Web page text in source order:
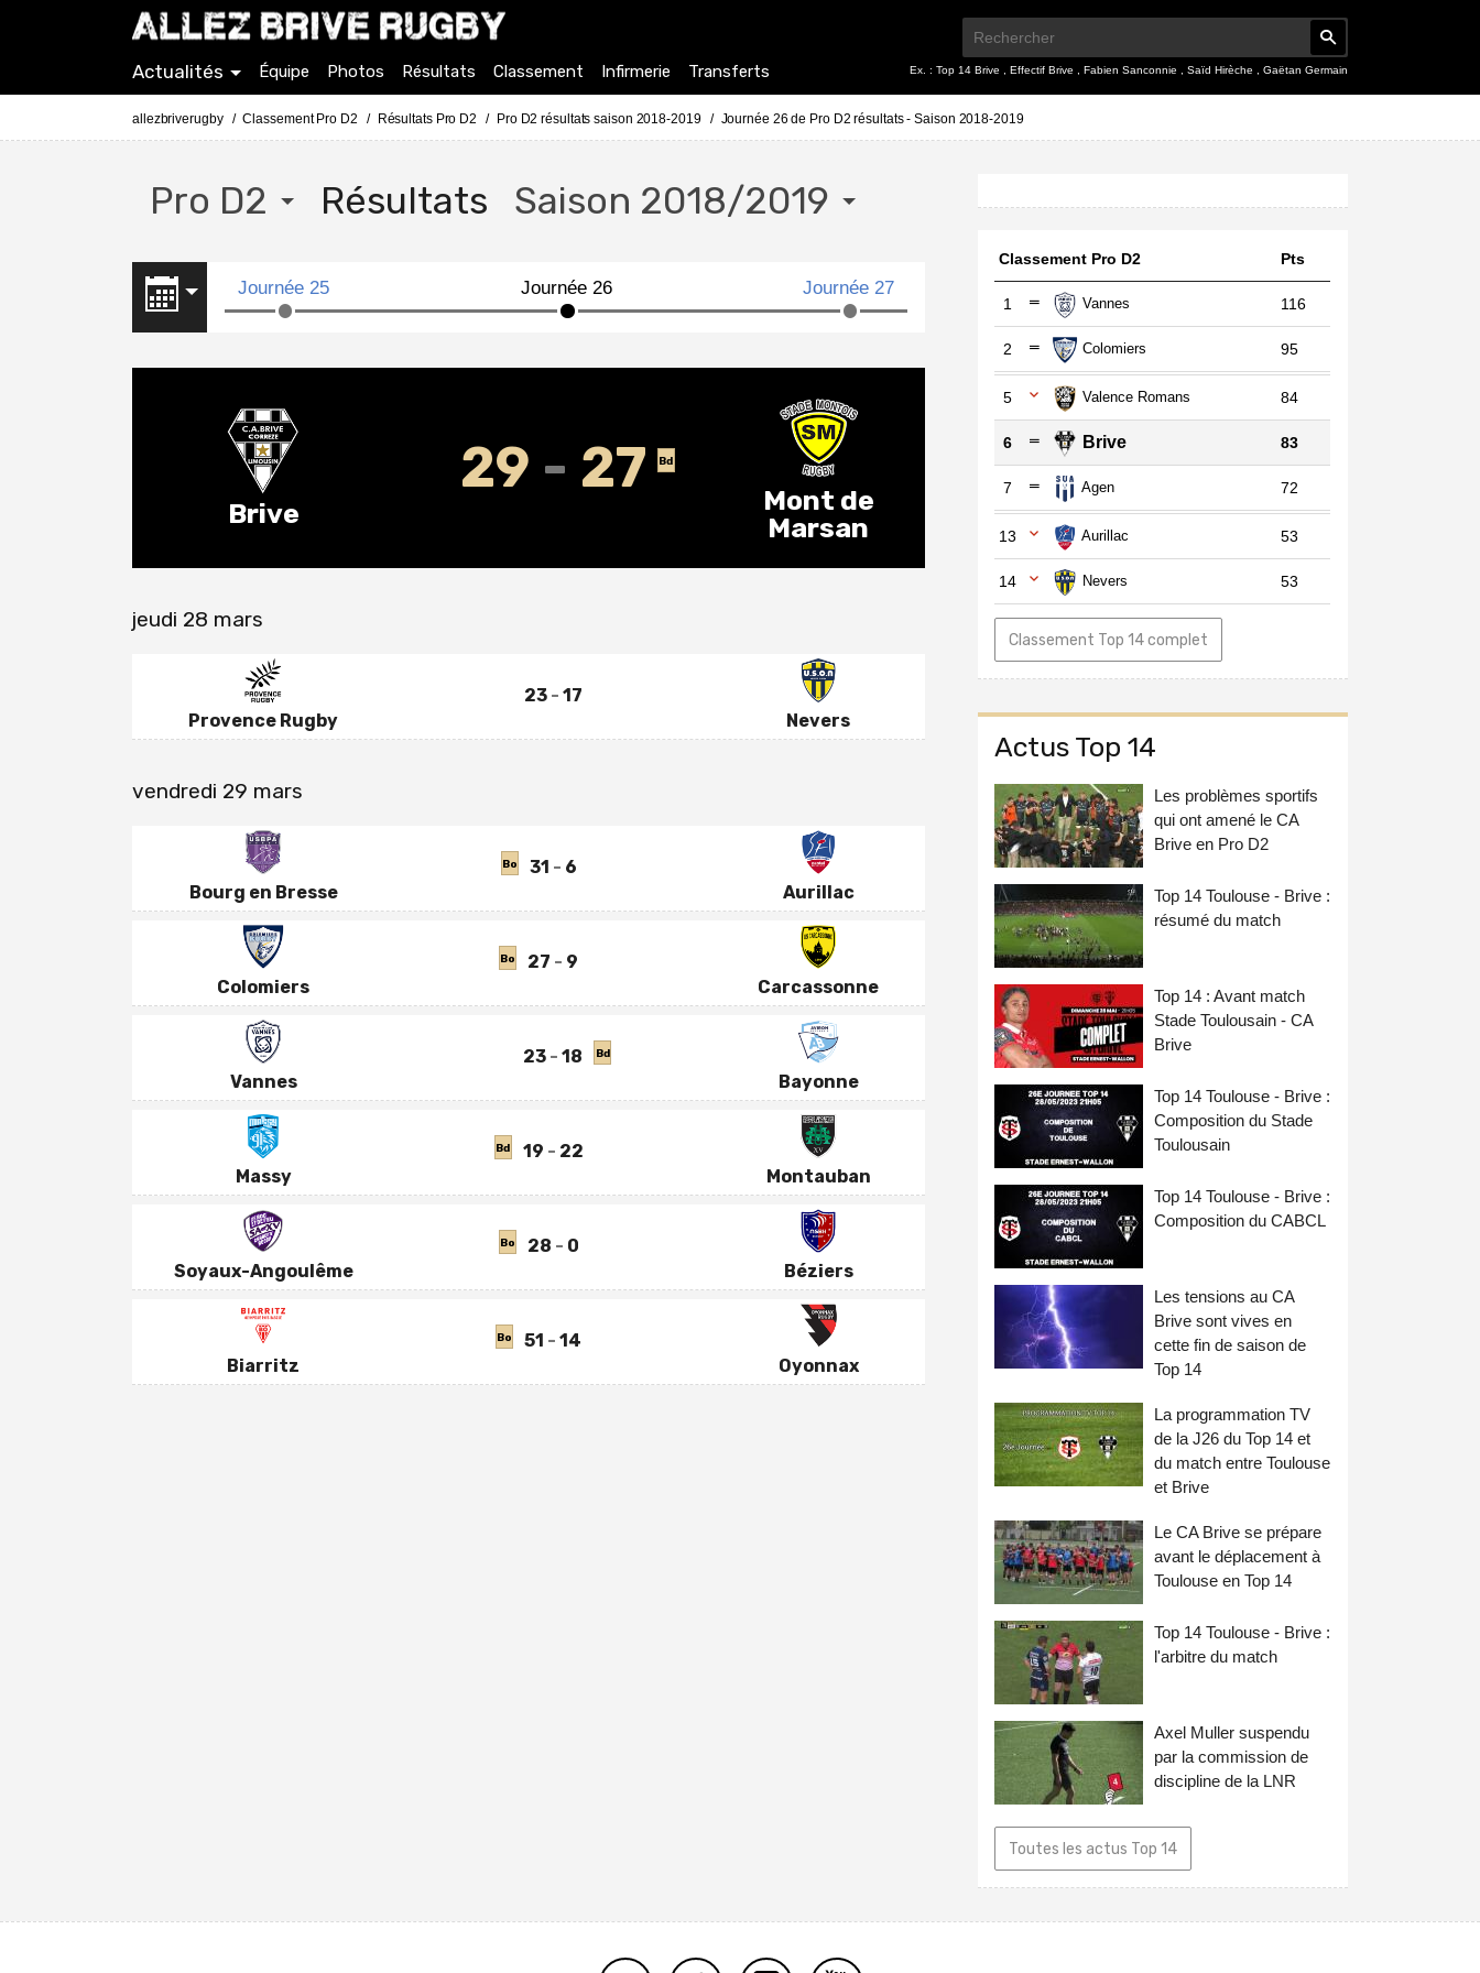
Ex. : Top 14 Brive Effectif Brive Fabien Sanconnie Saïd Hirèche Gaëtan Germain
Actualités Équipe Photos Résultats Classement Infirmerie Transferts
allezbriverugby Classement Pro D2 Résultats Pro D2 Pro D2 résultats saison 2018-2019 Journée 26 de Pro D2 résultats - Saison 2018-2019
Pro D2 Résultats Saison 2018/2019
Brive
29 27 Bd
Mont de
Marsan
jeudi 28 mars
Provence Rugby
23
17
Nevers
vendredi 29 mars
Bourg en Bresse
Bo 31
6
Aurillac
Colomiers
Bo 27
9
Carcassonne
Vannes
23 18 Bd
Bayonne
Massy
Bd 19
22
Montauban
Soyaux-Angoulême
Bo 28
0
Béziers
Biarritz
Bo 51
14
Oyonnax
Classement Pro D2 Pts
1 Vannes 116
2 Colomiers 95
5 Valence Romans 84
6 Brive 83
7 Agen 72
13 Aurillac 53
14 Nevers 53
Classement Top 14 complet
Actus Top 14
Les problèmes sportifs
qui ont amené le CA
Brive en Pro D2
Top 14 Toulouse - Brive :
résumé du match
Top 14 : Avant match
Stade Toulousain - CA
Brive
Top 14 Toulouse - Brive :
Composition du Stade
Toulousain
Top 14 Toulouse - Brive :
Composition du CABCL
Les tensions au CA
Brive sont vives en
cette fin de saison de
Top 14
La programmation TV
de la J26 du Top 14 et
du match entre Toulouse
et Brive
Le CA Brive se prépare
avant le déplacement à
Toulouse en Top 14
Top 14 Toulouse - Brive :
l'arbitre du match
Axel Muller suspendu
par la commission de
discipline de la LNR
Toutes les actus Top 14